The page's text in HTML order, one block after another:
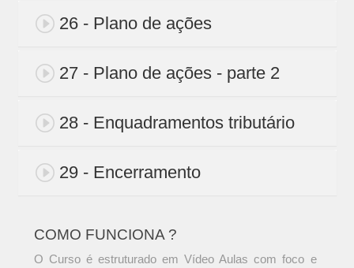
26 - Plano de ações
27 - Plano de ações - parte 2
28 - Enquadramentos tributário
29 - Encerramento
COMO FUNCIONA ?
O Curso é estruturado em Vídeo Aulas com foco e